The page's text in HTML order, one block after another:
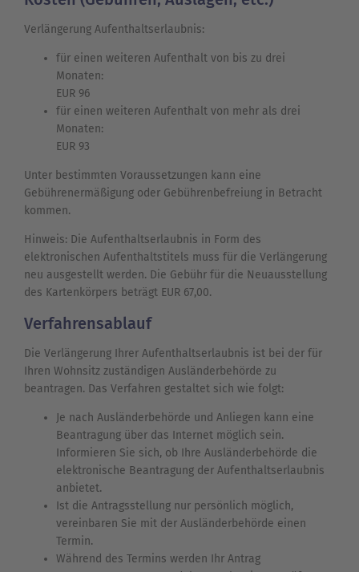
Verlängerung Aufenthaltserlaubnis:
für einen weiteren Aufenthalt von bis zu drei
Monaten:
EUR 96
für einen weiteren Aufenthalt von mehr als drei
Monaten:
EUR 93
Unter bestimmten Voraussetzungen kann eine
Gebührenermäßigung oder Gebührenbefreiung in Betracht
kommen.
Hinweis: Die Aufenthaltserlaubnis in Form des
elektronischen Aufenthaltstitels muss für die Verlängerung
neu ausgestellt werden. Die Gebühr für die Neuausstellung
des Kartenkörpers beträgt EUR 67,00.
Verfahrensablauf
Die Verlängerung Ihrer Aufenthaltserlaubnis ist bei der für
Ihren Wohnsitz zuständigen Ausländerbehörde zu
beantragen. Das Verfahren gestaltet sich wie folgt:
Je nach Ausländerbehörde und Anliegen kann eine
Beantragung über das Internet möglich sein.
Informieren Sie sich, ob Ihre Ausländerbehörde die
elektronische Beantragung der Aufenthaltserlaubnis
anbietet.
Ist die Antragsstellung nur persönlich möglich,
vereinbaren Sie mit der Ausländerbehörde einen
Termin.
Während des Termins werden Ihr Antrag